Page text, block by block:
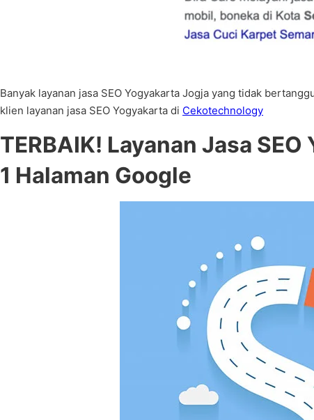
Banyak layanan jasa SEO Yogyakarta Jogja yang tidak
klien layanan jasa SEO Yogyakarta di Cekotechnology
TERBAIK! Layanan Jasa
1 Halaman Google